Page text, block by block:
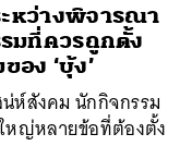
ะหว่างพิจารณา
มที่ควรถูกตั้ง
อง ‘บุ้ง’
น่ห์สังคม นักกิจกรรม
หญ่หลายข้อที่ต้องตั้ง